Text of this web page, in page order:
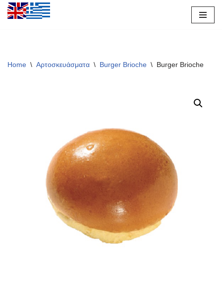
Home \ Αρτοσκευάσματα \ Burger Brioche \ Burger Brioche